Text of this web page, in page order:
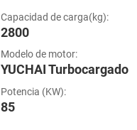
Capacidad de carga(kg):
2800
Modelo de motor:
YUCHAI Turbocargado
Potencia (KW):
85